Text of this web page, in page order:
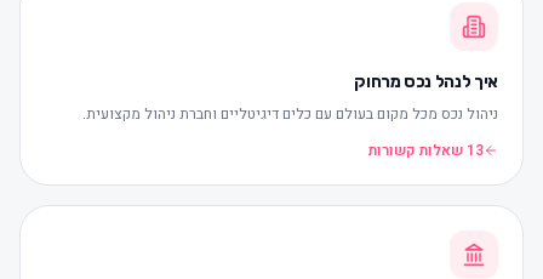
איך לנהל נכס מרחוק
ניהול נכס מכל מקום בעולם עם כלים דיגיטליים וחברת ניהול מקצועית.
13 שאלות קשורות